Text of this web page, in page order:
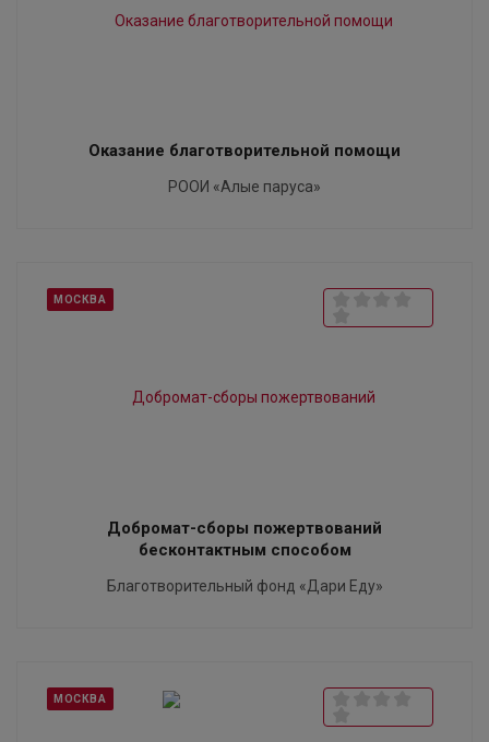
Оказание благотворительной помощи
РООИ «Алые паруса»
МОСКВА
Добромат-сборы пожертвований
бесконтактным способом
Благотворительный фонд «Дари Еду»
МОСКВА